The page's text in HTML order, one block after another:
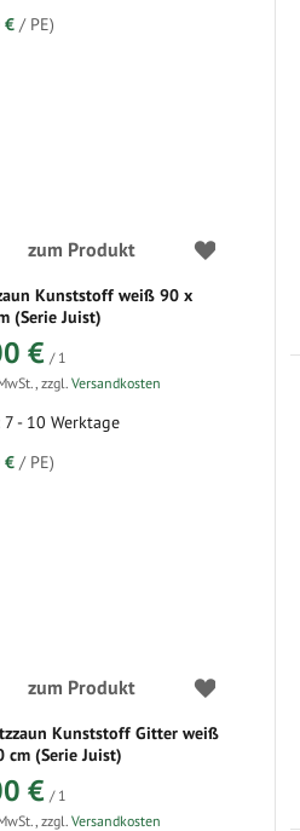
€ / PE)
zum Produkt
Kunststoff weiß 90 x
(Serie Juist)
€ / 1
,zzgl.Versandkosten
- 10 Werktage
€ / PE)
zum Produkt
Kunststoff Gitter weiß
cm (Serie Juist)
€ / 1
,zzgl.Versandkosten